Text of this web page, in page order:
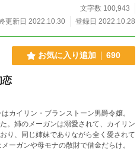
と悟っていたマシェリーだが、最後の最
惨めすぎる。そう思ったマシェリーは、
ずだったが、犬が連れてきた一人の男
しに、何かできないかと問う。 する
にマシェリーの唇を奪った――
文字数 100,943
更新日 2022.10.30
登録日 2022.10.28
お気に入り追加 690
恋
。姉のメーガンは溺愛されて、カイリン
り、同じ姉妹でありながら全く愛されて